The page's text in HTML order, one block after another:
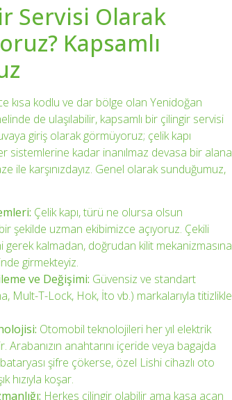
Servisi Olarak
Kapsamlı
kısa kodlu ve dar bölge olan Yenidoğan
de ulaşılabilir, kapsamlı bir çilingir servisi
giriş olarak görmüyoruz; çelik kapı
sistemlerine kadar inanılmaz devasa bir alana
ile karşınızdayız. Genel olarak sunduğumuz,
Çelik kapı, türü ne olursa olsun
şekilde uzman ekibimizce açıyoruz. Çekili
gerek kalmadan, doğrudan kilit mekanizmasına
girmekteyiz.
ve Değişimi: Güvensiz ve standart
Mult-T-Lock, Hok, İto vb.) markalarıyla titizlikle
Otomobil teknolojileri her yıl elektrik
anahtarını içeride veya bagajda
şifre çökerse, özel Lishi cihazlı oto
hızıyla koşar.
Herkes çilingir olabilir ama kasa açan